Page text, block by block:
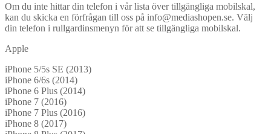
Om du inte hittar din telefon i vår lista över tillgängliga mobilskal,
kan du skicka en förfrågan till oss på info@mediashopen.se. Välj
din telefon i rullgardinsmenyn för att se tillgängliga mobilskal.
Apple
iPhone 5/5s SE (2013)
iPhone 6/6s (2014)
iPhone 6 Plus (2014)
iPhone 7 (2016)
iPhone 7 Plus (2016)
iPhone 8 (2017)